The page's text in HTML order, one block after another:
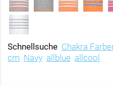
Schnellsuche Chakra
cm Navy allblue allcool